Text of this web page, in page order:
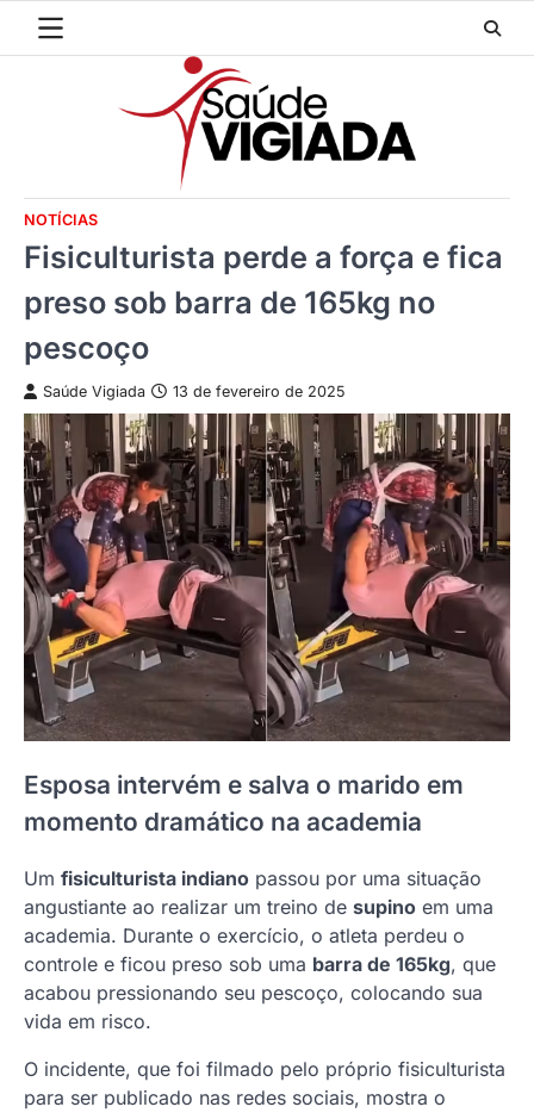
NOTÍCIAS
Fisiculturista perde a força e fica
preso sob barra de 165kg no
pescoço
Saúde Vigiada 13 de fevereiro de 2025
Esposa intervém e salva o marido em
momento dramático na academia
Um fisiculturista indiano passou por uma situação
angustiante ao realizar um treino de supino em uma
academia. Durante o exercício, o atleta perdeu o
controle e ficou preso sob uma barra de 165kg, que
acabou pressionando seu pescoço, colocando sua
vida em risco.
O incidente, que foi filmado pelo próprio fisiculturista
para ser publicado nas redes sociais, mostra o